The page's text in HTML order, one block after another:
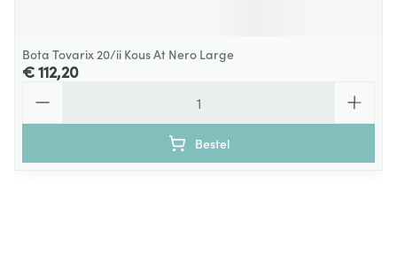
Bota Tovarix 20/ii Kous At Nero Large
€ 112,20
Bestel